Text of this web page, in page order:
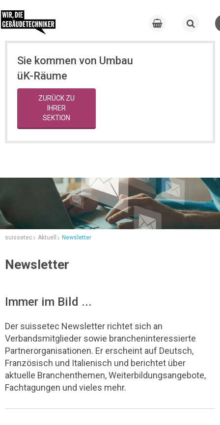
Sie kommen von Umbau
üK-Räume
ZURÜCK ZU
IHRER
SEKTION
suissetec Aktuell Newsletter
Newsletter
Immer im Bild ...
Der suissetec Newsletter richtet sich an
Verbandsmitglieder sowie brancheninteressierte
Partnerorganisationen. Er erscheint auf Deutsch,
Französisch und Italienisch und berichtet über
aktuelle Branchenthemen, Weiterbildungsangebote,
Fachtagungen und vieles mehr.